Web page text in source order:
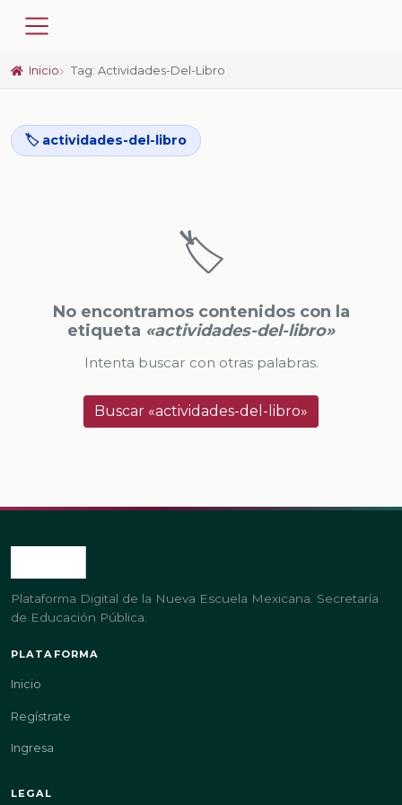
Inicio Tag: Actividades-Del-Libro
🏷️ actividades-del-libro
🏷️
No encontramos contenidos con la
etiqueta «actividades-del-libro»
Intenta buscar con otras palabras.
Buscar «actividades-del-libro»
Plataforma Digital de la Nueva Escuela Mexicana. Secretaría
de Educación Pública.
PLATAFORMA
Inicio
Regístrate
Ingresa
LEGAL